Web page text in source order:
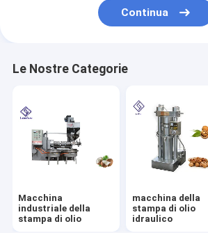
Dispositivo di estrazione dell'olio
macchina della raffineria di petrolio
Macchina domestica della stampa di
macchina della sminuzzatrice
Pezzi di ricambio
Continua
Le Nostre Categorie
Macchina
industriale della
stampa di olio
macchina della
stampa di olio
idraulico